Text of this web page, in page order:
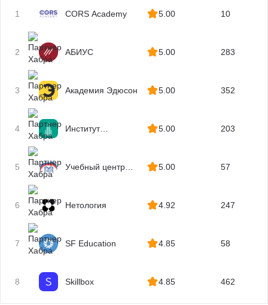
Расчет рентабельности
Анализ финансово-хозяйственной деятельности (ФХД)
Анализ ликвидности
Блокчейн
Налоговый консультант
Финансовый инженер
Страхование
Перестрахование
Казначей
Управление ликвидностью
Управленческий учет
Ценообразование
Кредитование
Кредитный специалист
1 CORS Academy 5.00 10
2 АБИУС 5.00 283
3 Академия Эдюсон 5.00 352
4
Институт
5.00 203
5
Учебный центр
5.00 57
6 Нетология 4.92 247
7 SF Education 4.85 58
8 Skillbox 4.85 462